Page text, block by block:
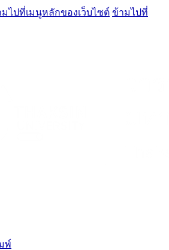
ไปที่เมนูหลักของเว็บไซต์ ข้ามไปที่
พ์